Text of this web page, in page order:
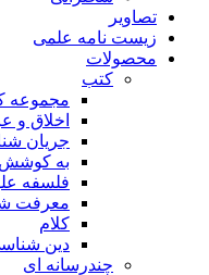
تصاویر
زیست نامه علمی
محصولات
کتب
مجموعه
اخلاق و
جریان
به کوشش
فلسفه
معرفت
کلام
دین
چندرسانه ای